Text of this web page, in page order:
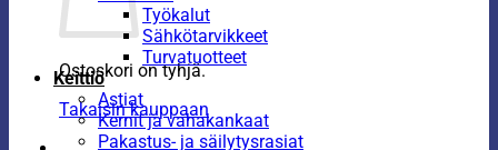
Ostoskori on tyhjä.
Takaisin kauppaan
Työkalut
Sähkötarvikkeet
Turvatuotteet
Keittiö
Astiat
Kernit ja vahakankaat
Pakastus- ja säilytysrasiat